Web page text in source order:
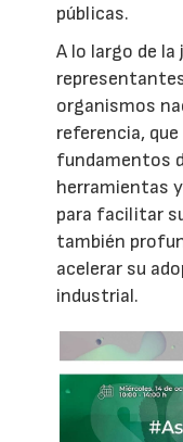
públicas.
A lo largo de
organismos
referencia,
fundamentos
herramientas
para facilitar
también
acelerar su
industrial.